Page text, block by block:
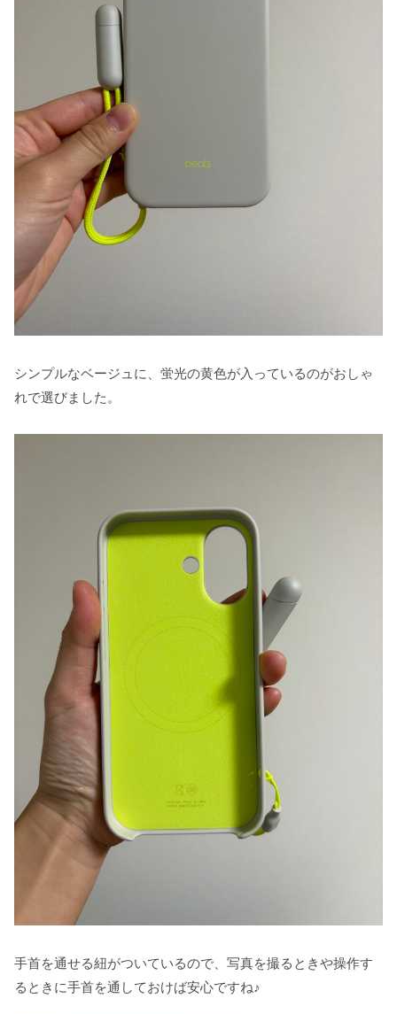
シンプルなベージュに、蛍光の黄色が入っているのがおしゃ
れで選びました。
手首を通せる紐がついているので、写真を撮るときや操作す
るときに手首を通しておけば安心ですね♪